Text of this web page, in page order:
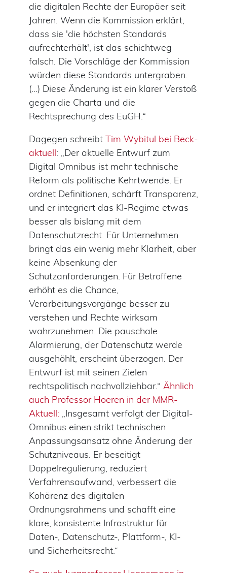
die digitalen Rechte der Europäer seit
Jahren. Wenn die Kommission erklärt,
dass sie 'die höchsten Standards
aufrechterhält', ist das schichtweg
falsch. Die Vorschläge der Kommission
würden diese Standards untergraben.
(…) Diese Änderung ist ein klarer Verstoß
gegen die Charta und die
Rechtsprechung des EuGH.“
Dagegen schreibt Tim Wybitul bei Beck-
aktuell: „Der aktuelle Entwurf zum
Digital Omnibus ist mehr technische
Reform als politische Kehrtwende. Er
ordnet Definitionen, schärft Transparenz,
und er integriert das KI-Regime etwas
besser als bislang mit dem
Datenschutzrecht. Für Unternehmen
bringt das ein wenig mehr Klarheit, aber
keine Absenkung der
Schutzanforderungen. Für Betroffene
erhöht es die Chance,
Verarbeitungsvorgänge besser zu
verstehen und Rechte wirksam
wahrzunehmen. Die pauschale
Alarmierung, der Datenschutz werde
ausgehöhlt, erscheint überzogen. Der
Entwurf ist mit seinen Zielen
rechtspolitisch nachvollziehbar.“ Ähnlich
auch Professor Hoeren in der MMR-
Aktuell: „Insgesamt verfolgt der Digital-
Omnibus einen strikt technischen
Anpassungsansatz ohne Änderung der
Schutzniveaus. Er beseitigt
Doppelregulierung, reduziert
Verfahrensaufwand, verbessert die
Kohärenz des digitalen
Ordnungsrahmens und schafft eine
klare, konsistente Infrastruktur für
Daten-, Datenschutz-, Plattform-, KI-
und Sicherheitsrecht.“